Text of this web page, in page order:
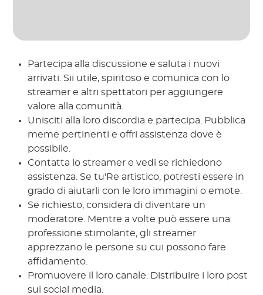
Partecipa alla discussione e saluta i nuovi
arrivati. Sii utile, spiritoso e comunica con lo
streamer e altri spettatori per aggiungere
valore alla comunità.
Unisciti alla loro discordia e partecipa. Pubblica
meme pertinenti e offri assistenza dove è
possibile.
Contatta lo streamer e vedi se richiedono
assistenza. Se tu'Re artistico, potresti essere in
grado di aiutarli con le loro immagini o emote.
Se richiesto, considera di diventare un
moderatore. Mentre a volte può essere una
professione stimolante, gli streamer
apprezzano le persone su cui possono fare
affidamento.
Promuovere il loro canale. Distribuire i loro post
sui social media.